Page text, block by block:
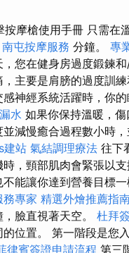
按摩槍使用手冊 只需在
南屯按摩服務 分鐘。 專
您在健身房過度鍛鍊
，主要是肩膀的過度訓
神經系統活躍時，你
水 如果你保持溫暖，傷
減慢癒合過程數小時
建站 氣結調理療法 往下
時，頸部肌肉會緊張以
不能讓你達到營養目標
務專家 精選外燴推薦指
臉直視著天空。 杜拜
位置。 第一階段是您
律賓簽證申請流程 第三